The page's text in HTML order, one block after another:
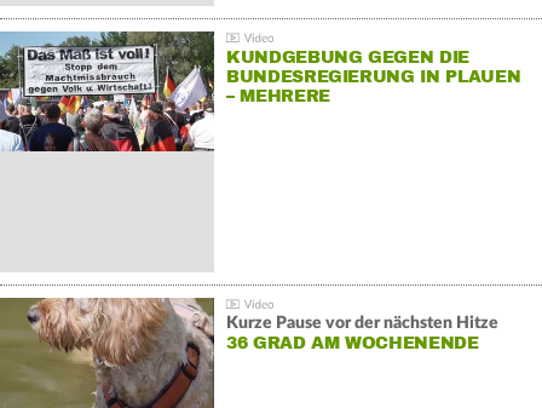
KUNDGEBUNG GEGEN DIE
BUNDESREGIERUNG IN PLAUEN
– MEHRERE
Kurze Pause vor der nächsten Hitze
36 GRAD AM WOCHENENDE